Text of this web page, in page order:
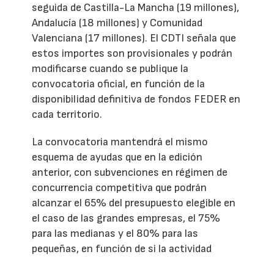
seguida de Castilla-La Mancha (19 millones),
Andalucía (18 millones) y Comunidad
Valenciana (17 millones). El CDTI señala que
estos importes son provisionales y podrán
modificarse cuando se publique la
convocatoria oficial, en función de la
disponibilidad definitiva de fondos FEDER en
cada territorio.
La convocatoria mantendrá el mismo
esquema de ayudas que en la edición
anterior, con subvenciones en régimen de
concurrencia competitiva que podrán
alcanzar el 65% del presupuesto elegible en
el caso de las grandes empresas, el 75%
para las medianas y el 80% para las
pequeñas, en función de si la actividad